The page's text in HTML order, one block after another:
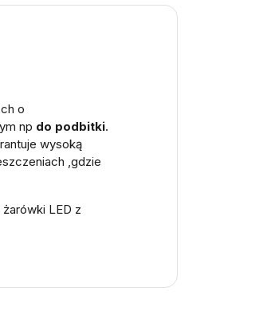
o
np do podbitki.
wysoką
,gdzie
LED z